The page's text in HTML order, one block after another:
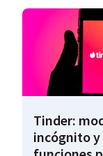
Tinder:
incógnito y